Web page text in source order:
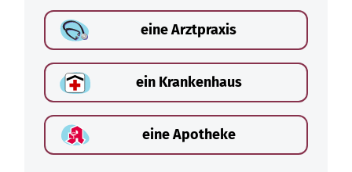
eine Arztpraxis
ein Krankenhaus
eine Apotheke